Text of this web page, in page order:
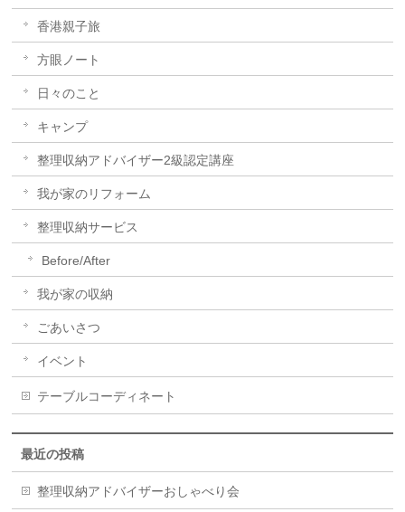
香港親子旅
方眼ノート
日々のこと
キャンプ
整理収納アドバイザー2級認定講座
我が家のリフォーム
整理収納サービス
Before/After
我が家の収納
ごあいさつ
イベント
テーブルコーディネート
最近の投稿
整理収納アドバイザーおしゃべり会